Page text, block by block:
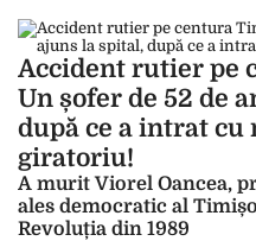
Accident rutier pe
Un șofer de 52 de
după ce a intrat
giratoriu!
A murit Viorel Oancea,
ales democratic al
Revoluția din 1989